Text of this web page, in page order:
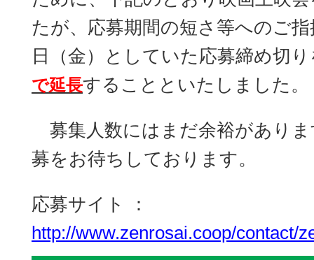
たが、応募期間の短さ等へのご
日（金）としていた応募締め切
で延長することといたしました。
募集人数にはまだ余裕があり
募をお待ちしております。
応募サイト ：
http://www.zenrosai.coop/contact/